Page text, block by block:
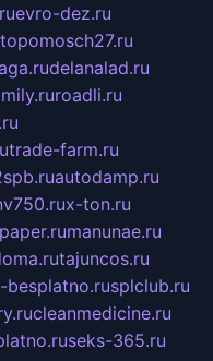
evro-dez.ru
delanalad.ru
roadli.ru
trade-farm.ru
autodamp.ru
x-ton.ru
manunae.ru
tajuncos.ru
splclub.ru
cleanmedicine.ru
seks-365.ru